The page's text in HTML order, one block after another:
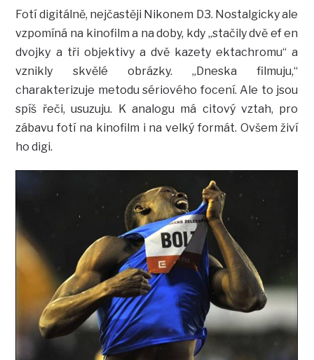
Fotí digitálně, nejčastěji Nikonem D3. Nostalgicky ale
vzpomíná na kinofilm a na doby, kdy „stačily dvě ef en
dvojky a tři objektivy a dvě kazety ektachromu“ a
vznikly skvělé obrázky. „Dneska filmuju,“
charakterizuje metodu sériového focení. Ale to jsou
spíš řeči, usuzuju. K analogu má citový vztah, pro
zábavu fotí na kinofilm i na velký formát. Ovšem živí
ho digi.